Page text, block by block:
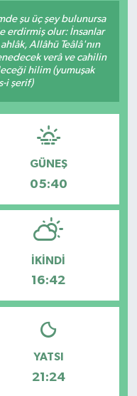
şu üç şey bulunursa
erdirmiş olur: İnsanlar
Allâhü Teâlâ'nın
verâ ve cahilin
hilim (yumuşak
i şerif)
GÜNEŞ
05:40
İKINDI
16:42
YATSI
21:24